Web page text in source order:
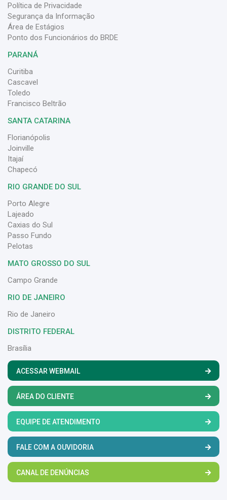
Política de Privacidade
Segurança da Informação
Área de Estágios
Ponto dos Funcionários do BRDE
PARANÁ
Curitiba
Cascavel
Toledo
Francisco Beltrão
SANTA CATARINA
Florianópolis
Joinville
Itajaí
Chapecó
RIO GRANDE DO SUL
Porto Alegre
Lajeado
Caxias do Sul
Passo Fundo
Pelotas
MATO GROSSO DO SUL
Campo Grande
RIO DE JANEIRO
Rio de Janeiro
DISTRITO FEDERAL
Brasília
ACESSAR WEBMAIL
ÁREA DO CLIENTE
EQUIPE DE ATENDIMENTO
FALE COM A OUVIDORIA
CANAL DE DENÚNCIAS